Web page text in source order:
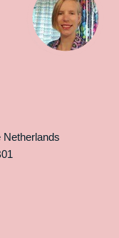
Netherlands